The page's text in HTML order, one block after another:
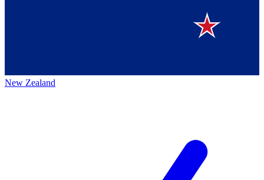
New Zealand